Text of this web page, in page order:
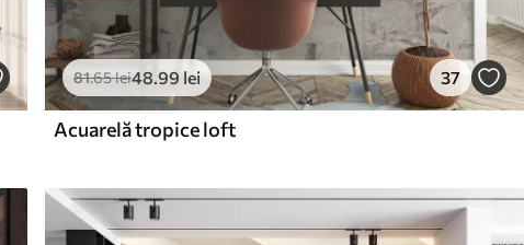
81.65lei48.99 lei 37
Acuarelă tropice loft